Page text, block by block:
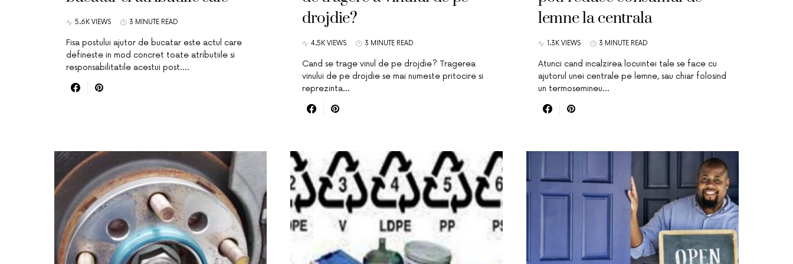
5.6K VIEWS 3 MINUTE READ
Fisa postului ajutor de bucatar este actul care
defineste in mod concret toate atributiile si
responsabilitatile acestui post.…
drojdie?
4.5K VIEWS 3 MINUTE READ
Cand se trage vinul de pe drojdie? Tragerea
vinului de pe drojdie se mai numeste pritocire si
reprezinta…
lemne la centrala
1.3K VIEWS 3 MINUTE READ
Atunci cand incalzirea locuintei tale se face cu
ajutorul unei centrale pe lemne, sau chiar folosind
un termosemineu…